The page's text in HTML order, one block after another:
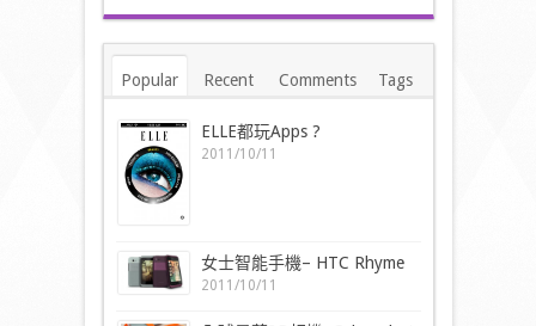
Popular Recent Comments Tags
ELLE都玩Apps ?
2011/10/11
女士智能手機– HTC Rhyme
2011/10/11